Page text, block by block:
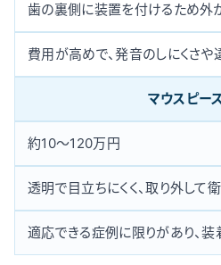
歯の裏側に装置を付けるため外
費用が高めで、発音のしにくさ
マウスピー
約10〜120万円
透明で目立ちにくく、取り外して
適応できる症例に限りがあり、